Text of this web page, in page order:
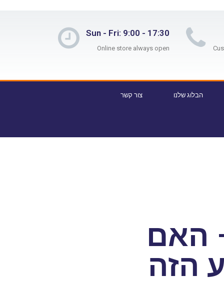
Sun - Fri: 9:00 - 17:30
Online store always open
הבלוג שלנו צור קשר
האם
הזה